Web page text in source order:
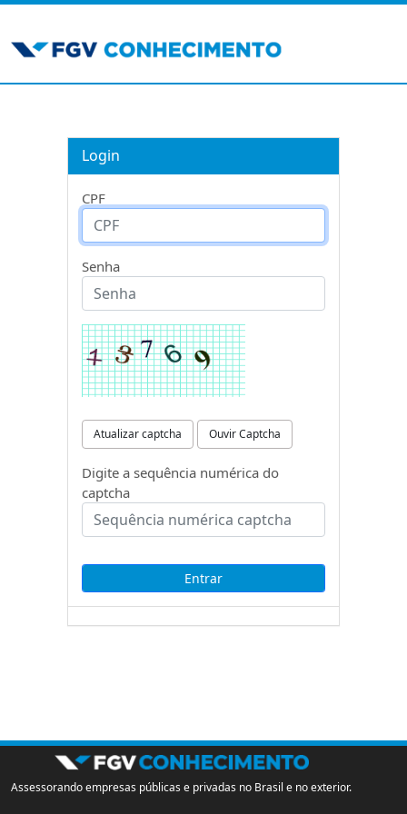
Login
CPF
Senha
Atualizar captcha Ouvir Captcha
Digite a sequência numérica do
captcha
Assessorando empresas públicas e privadas no Brasil e no exterior.